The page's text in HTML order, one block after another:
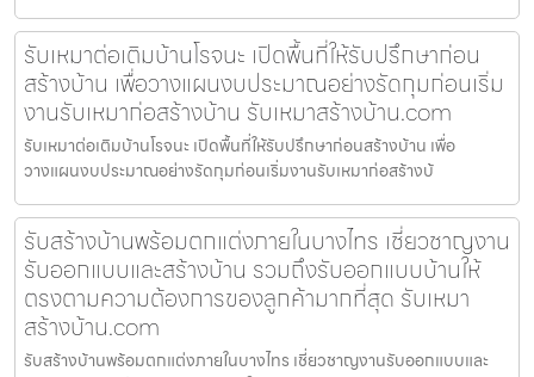
รับเหมาต่อเติมบ้านโรจนะ เปิดพื้นที่ให้รับปรึกษาก่อน
สร้างบ้าน เพื่อวางแผนงบประมาณอย่างรัดกุมก่อนเริ่ม
งานรับเหมาก่อสร้างบ้าน รับเหมาสร้างบ้าน.com
รับเหมาต่อเติมบ้านโรจนะ เปิดพื้นที่ให้รับปรึกษาก่อนสร้างบ้าน เพื่อ
วางแผนงบประมาณอย่างรัดกุมก่อนเริ่มงานรับเหมาก่อสร้างบ้
รับสร้างบ้านพร้อมตกแต่งภายในบางไทร เชี่ยวชาญงาน
รับออกแบบและสร้างบ้าน รวมถึงรับออกแบบบ้านให้
ตรงตามความต้องการของลูกค้ามากที่สุด รับเหมา
สร้างบ้าน.com
รับสร้างบ้านพร้อมตกแต่งภายในบางไทร เชี่ยวชาญงานรับออกแบบและ